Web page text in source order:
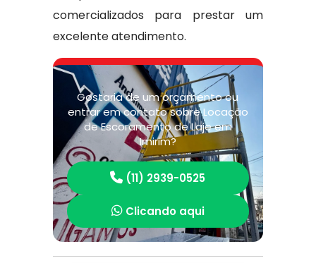
comercializados para prestar um
excelente atendimento.
Gostaria de um orçamento ou
entrar em contato sobre Locação
de Escoramento de Laje em
Imirim?
(11) 2939-0525
Clicando aqui